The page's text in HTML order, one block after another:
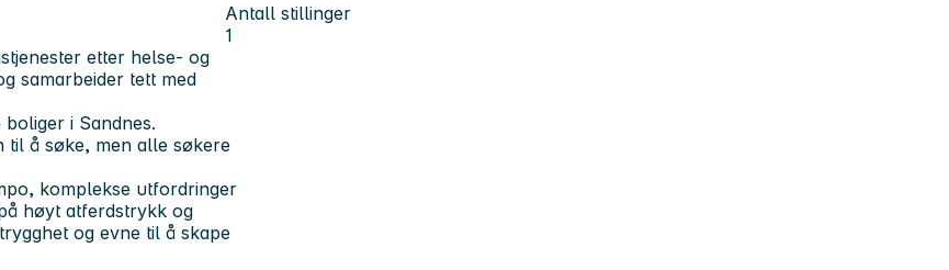
Antall stillinger
1
etter helse- og
samarbeider tett med
i Sandnes.
til å søke, men alle søkere
komplekse utfordringer
høyt atferdstrykk og
og evne til å skape